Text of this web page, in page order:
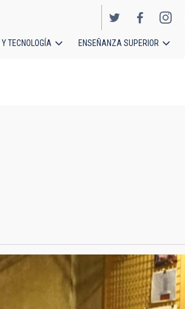
TECNOLOGÍA ENSEÑANZA SUPERIOR